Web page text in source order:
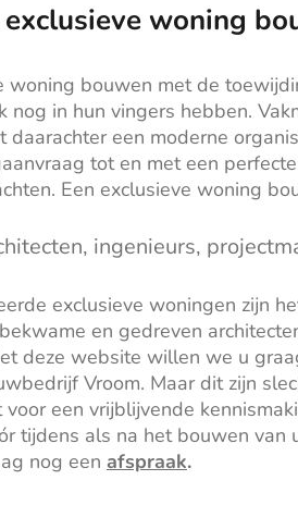
woning
woning bouwen met de
nog in hun vingers hebben.
daarachter een moderne
tot en met een
Een exclusieve woning
ingenieurs,
exclusieve woningen zijn
en gedreven
deze website willen we u
Vroom. Maar dit zijn
een vrijblijvende
tijdens als na het bouwen van
nog een afspraak.